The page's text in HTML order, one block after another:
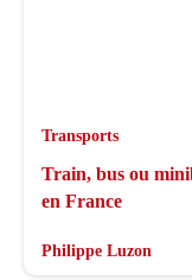
Transports
Train, bus ou
en France
Philippe Luzon